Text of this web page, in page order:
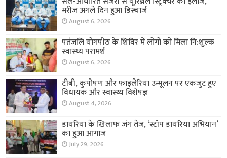
मरीज अगले दिन हुआ डिस्चार्ज
August 6, 2026
पतंजलि योगपीठ के शिविर में लोगों को मिला नि:शुल्क
स्वास्थ्य परामर्श
August 6, 2026
टीबी, कुपोषण और फाइलेरिया उन्मूलन पर एकजुट हुए
विधायक और स्वास्थ्य विशेषज्ञ
August 4, 2026
डायरिया के खिलाफ जंग तेज, ‘स्टॉप डायरिया अभियान’
का हुआ आगाज
July 29, 2026